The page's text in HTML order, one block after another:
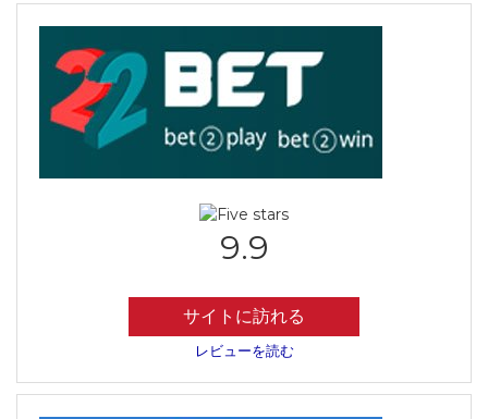
9.9
サイトに訪れる
レビューを読む